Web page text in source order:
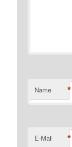
Name *
E-Mail *